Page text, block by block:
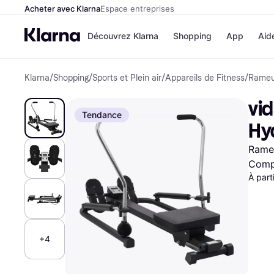
Acheter avec KlarnaEspace entreprises
Découvrez Klarna
Options de paiement
Payer maintenant
Paiement en 3 fois
Paiement à 30 jours
Klarna sur Apple Pay
Shopping
Magasins
Airbnb
Temu
JD Sports
App
Klarna/Shopping/Sports et Plein air/Appareils de Fitness/
Tendance
+4
À